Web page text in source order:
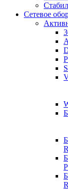
Сетевое